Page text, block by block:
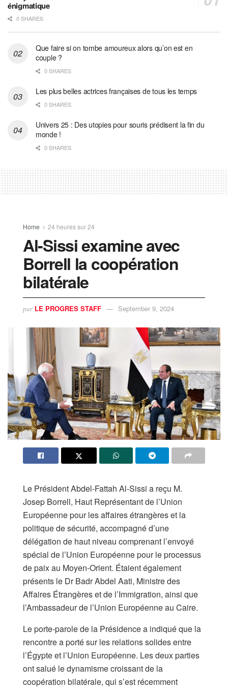
énigmatique
0 SHARES
Que faire si on tombe amoureux alors qu’on est en
couple ?
0 SHARES
Les plus belles actrices françaises de tous les temps
0 SHARES
Univers 25 : Des utopies pour souris prédisent la fin du
monde !
0 SHARES
Home 24 heures sur 24
Al-Sissi examine avec
Borrell la coopération
bilatérale
par LE PROGRES STAFF September 9, 2024
Le Président Abdel-Fattah Al-Sissi a reçu M.
Josep Borrell, Haut Représentant de l’Union
Européenne pour les affaires étrangères et la
politique de sécurité, accompagné d’une
délégation de haut niveau comprenant l’envoyé
spécial de l’Union Européenne pour le processus
de paix au Moyen-Orient. Étaient également
présents le Dr Badr Abdel Aati, Ministre des
Affaires Étrangères et de l’Immigration, ainsi que
l’Ambassadeur de l’Union Européenne au Caire.
Le porte-parole de la Présidence a indiqué que la
rencontre a porté sur les relations solides entre
l’Égypte et l’Union Européenne. Les deux parties
ont salué le dynamisme croissant de la
coopération bilatérale, qui s’est récemment